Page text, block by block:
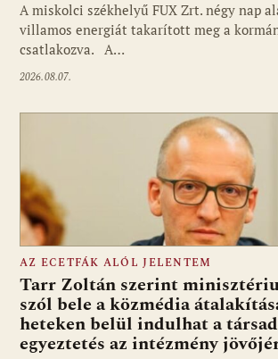
A miskolci székhelyű FUX Zrt. négy nap
villamos energiát takarított meg a
csatlakozva. A…
2026.08.07.
Fotó: media1.hu
AZ ECETFÁK ALÓL JELENTEM
Tarr Zoltán szerint
szól bele a közmédia
heteken belül indulhat a
egyeztetés az intézmény